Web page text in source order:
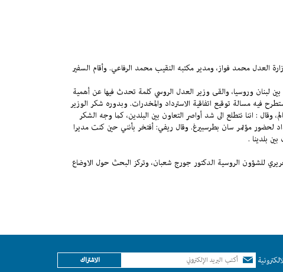
العدل محمد فواز، ومدير مكتبه النقيب محمد الرفاعي. وأقام السفير
لبنان وروسيا، والقى وزير العدل الروسي كلمة تحدث فيها عن أهمية
فيه مسالة توقيع اتفاقية الاسترداد والمخدرات. وبدوره شكر الوزير
وقال : اننا نتطلع الى شد أواصر التعاون بين البلدين، كما وجه الشكر
لحضور مؤتمر سان بطرسبيرغ. وقال ريفي: أفتخر بأنني حين كنت مديرا
بلدينا .
للشؤون الروسية الدكتور جورج شعبان، وتركز البحث حول الاوضاع
الاشتراك